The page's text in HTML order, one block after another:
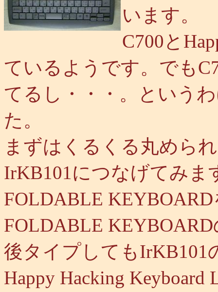
います。
C700と
ているようです。でも
てるし・・・。という
た。
まずはくるくる丸めら
IrKB101につなげてみま
FOLDABLE
FOLDABLE
後タイプしてもIrKB101
Happy Hacking